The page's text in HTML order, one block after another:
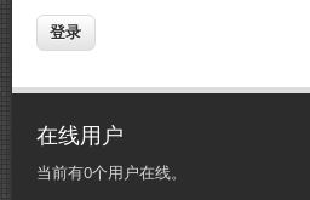
在线用户
当前有0个用户在线。